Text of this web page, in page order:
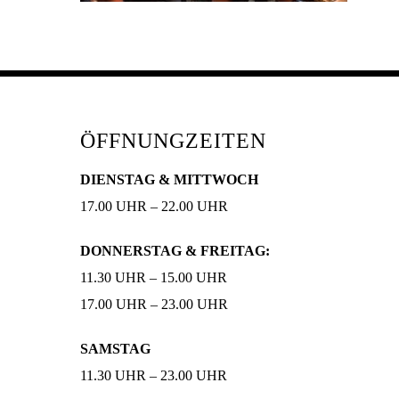
ÖFFNUNGZEITEN
DIENSTAG & MITTWOCH
17.00 UHR – 22.00 UHR
DONNERSTAG & FREITAG:
11.30 UHR – 15.00 UHR
17.00 UHR – 23.00 UHR
SAMSTAG
11.30 UHR – 23.00 UHR